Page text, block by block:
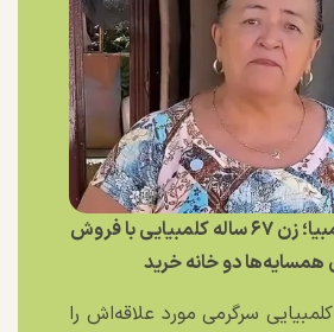
ملکه شایعه کلمبیا؛ زن ۶۷ ساله کلمبیایی با فروش
دو خانه خرید
ساله کلمبیایی سرگرمی مورد علاقه‌اش را